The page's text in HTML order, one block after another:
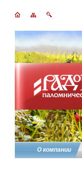
О компании